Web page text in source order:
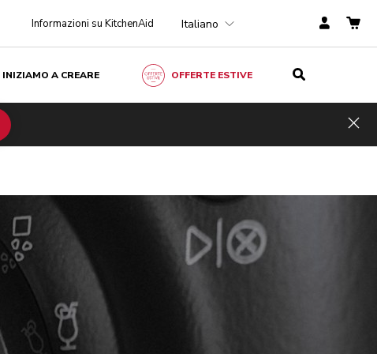
Informazioni su KitchenAid Italiano
INIZIAMO A CREARE OFFERTE ESTIVE